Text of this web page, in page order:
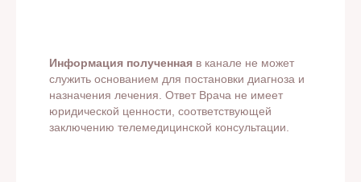
Информация полученнаяв канале не может
служить основанием для постановки диагноза и
назначения лечения. Ответ Врача не имеет
юридической ценности, соответствующей
заключению телемедицинской консультации.